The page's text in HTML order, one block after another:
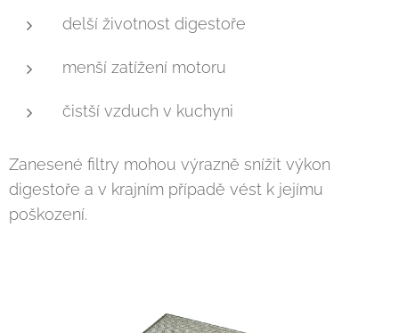
delší životnost digestoře
menší zatížení motoru
čistší vzduch v kuchyni
Zanesené filtry mohou výrazně snížit výkon
digestoře a v krajním případě vést k jejímu
poškození.